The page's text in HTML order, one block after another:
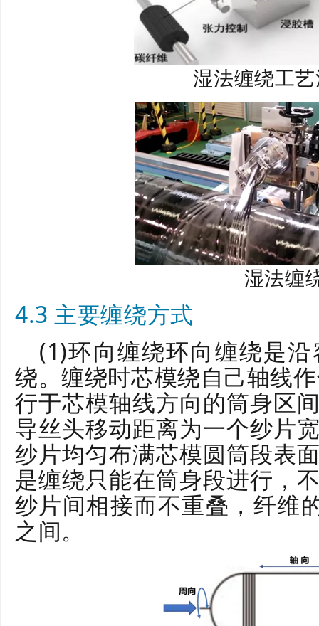
湿法缠绕工
湿法缠
4.3 主要缠绕方式
(1)环向缠绕环向缠绕是
绕。缠绕时芯模绕自己轴线
行于芯模轴线方向的筒身区
导丝头移动距离为一个纱片
纱片均匀布满芯模圆筒段表
是缠绕只能在筒身段进行，
纱片间相接而不重叠，纤维
之间。